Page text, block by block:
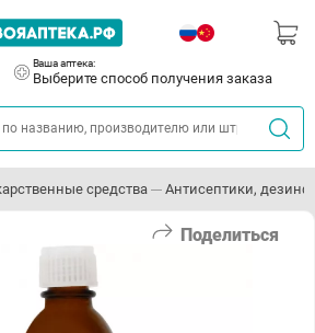
Ваша аптека:
Выберите способ получения заказа
средства Антисептики,
Поделиться